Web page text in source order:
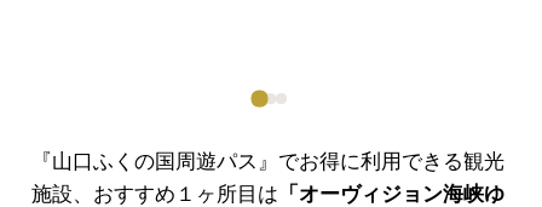
『山口ふくの国周遊パス』でお得に利用できる観光
施設、おすすめ１ヶ所目は 「オーヴィジョン海峡ゆ